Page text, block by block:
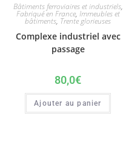
Bâtiments ferroviaires et industriels,
Fabriqué en France, Immeubles et
bâtiments, Trente glorieuses
Complexe industriel avec
passage
80,0€
Ajouter au panier